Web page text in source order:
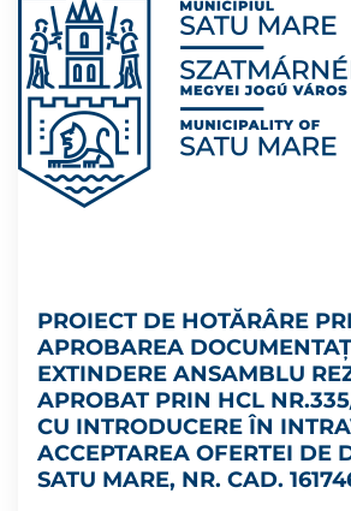
PROIECT DE HOTĂRÂRE
APROBAREA
EXTINDERE ANSAMBLU
APROBAT PRIN HCL
CU INTRODUCERE ÎN
ACCEPTAREA OFERTEI DE
SATU MARE, NR. CAD.